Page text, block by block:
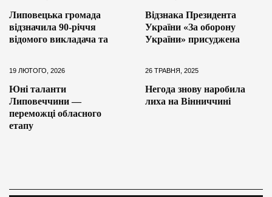
Липовецька громада
відзначила 90-річчя
відомого викладача та
Відзнака Президента
України «За оборону
України» присуджена
19 ЛЮТОГО, 2026
Юні таланти
Липовеччини —
переможці обласного
етапу
26 ТРАВНЯ, 2025
Негода знову наробила
лиха на Вінниччині